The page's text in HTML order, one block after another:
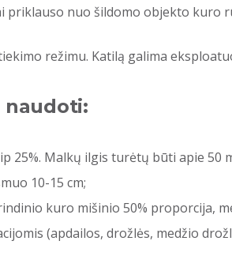
nuo šildomo objekto kuro
režimu. Katilą galima
naudoti:
25%. Malkų ilgis turėtų būti apie 50
10-15 cm;
kuro mišinio 50% proporcija,
(apdailos, drožlės, medžio